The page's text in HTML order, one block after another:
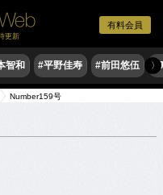
有料会員
更新
智和 #平野佳寿 #前田悠伍 〉
Number159号